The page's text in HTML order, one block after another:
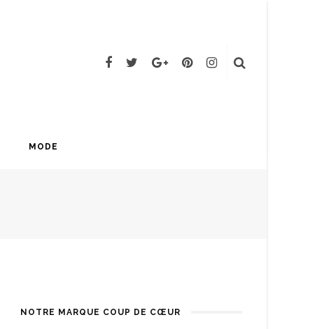
MODE
NOTRE MARQUE COUP DE CŒUR